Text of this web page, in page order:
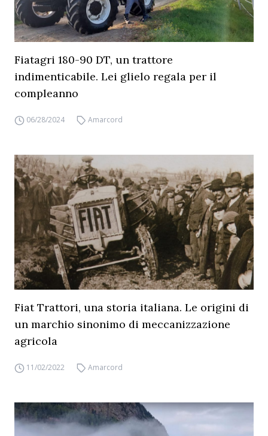
Fiatagri 180-90 DT, un trattore
indimenticabile. Lei glielo regala per il
compleanno
06/28/2024 Amarcord
Fiat Trattori, una storia italiana. Le origini di
un marchio sinonimo di meccanizzazione
agricola
11/02/2022 Amarcord